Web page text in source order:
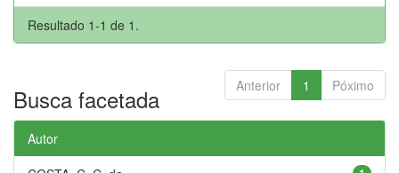
Resultado 1-1 de 1.
Anterior 1 Póximo
Busca facetada
Autor